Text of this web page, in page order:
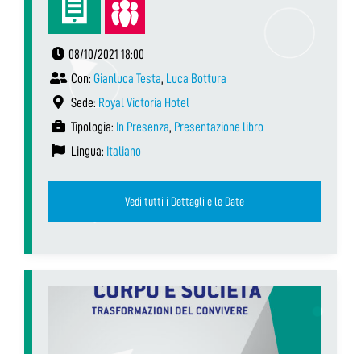
08/10/2021 18:00
Con: Gianluca Testa, Luca Bottura
Sede: Royal Victoria Hotel
Tipologia: In Presenza, Presentazione libro
Lingua: Italiano
Vedi tutti i Dettagli e le Date